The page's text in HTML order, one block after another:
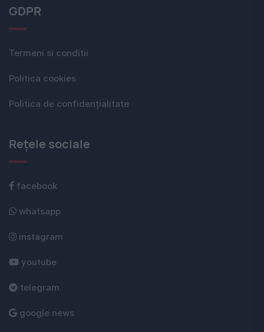
GDPR
Termeni si conditii
Politica cookies
Politica de confidențialitate
Rețele sociale
facebook
whatsapp
instagram
youtube
telegram
google news